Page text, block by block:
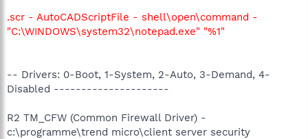
.scr - AutoCADScriptFile - shell\open\command -
"C:\WINDOWS\system32\notepad.exe" "%1"
-- Drivers: 0-Boot, 1-System, 2-Auto, 3-Demand, 4-
Disabled ---------------------
R2 TM_CFW (Common Firewall Driver) -
c:\programme\trend micro\client server security